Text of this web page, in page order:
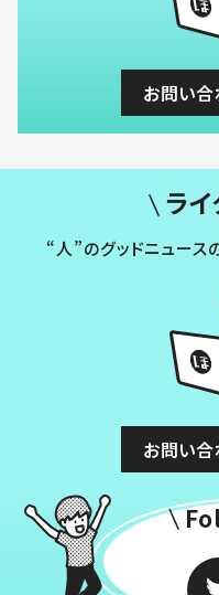
お問い
ライ
“人”のグッドニュース
お問い